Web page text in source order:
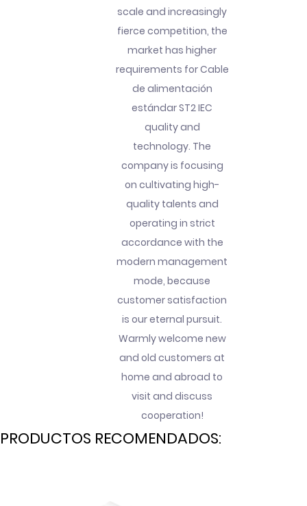
scale and increasingly
fierce competition, the
market has higher
requirements for Cable
de alimentación
estándar ST2 IEC
quality and
technology. The
company is focusing
on cultivating high-
quality talents and
operating in strict
accordance with the
modern management
mode, because
customer satisfaction
is our eternal pursuit.
Warmly welcome new
and old customers at
home and abroad to
visit and discuss
cooperation!
PRODUCTOS RECOMENDADOS: